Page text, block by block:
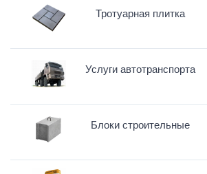
Тротуарная плитка
Услуги автотранспорта
Блоки строительные